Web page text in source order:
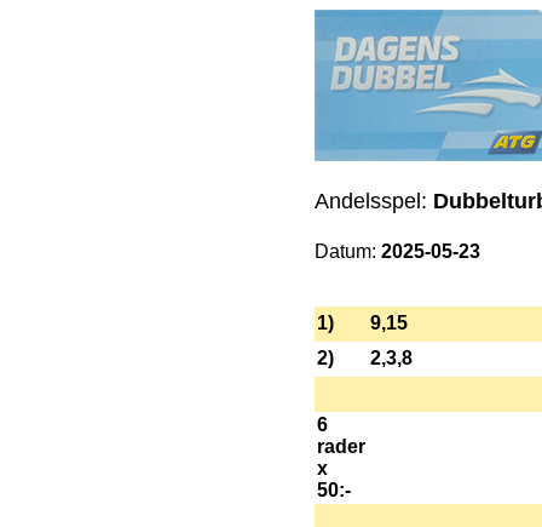
Andelsspel:
Datum: 2025-05-23
1)
9,15
2)
2,3,8
6
rader
x
50:-